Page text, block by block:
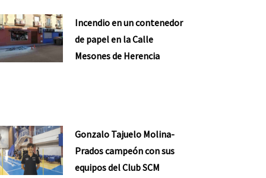
Incendio en un contenedor
de papel en la Calle
Mesones de Herencia
Gonzalo Tajuelo Molina-
Prados campeón con sus
equipos del Club SCM